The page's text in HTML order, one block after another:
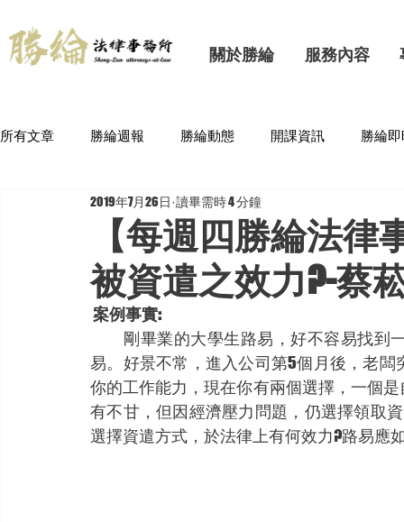
關於勝綸 服務內容
所有文章 勝綸週報 勝綸動態 開課資訊 勝綸
【每週四勝綸法
被資遣之效力?-蔡
2019年7月26日 讀畢需時 4 分鐘
案例事實:
剛畢業的大學生路易，好不容易找到
易。好景不常，進入公司第5個月後，老
你的工作能力，現在你有兩個選擇，一個
有不甘，但因經濟壓力問題，仍選擇領取
選擇資遣方式，於法律上有何效力?路易應